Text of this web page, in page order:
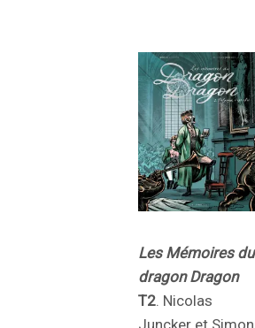
Les Mémoires du
dragon Dragon
T2. Nicolas